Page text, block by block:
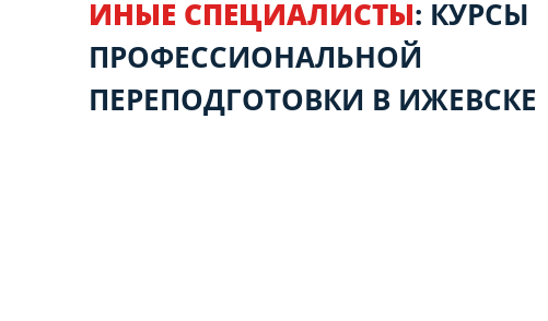
ИНЫЕ СПЕЦИАЛИСТЫ: КУРСЫ
ПРОФЕССИОНАЛЬНОЙ
ПЕРЕПОДГОТОВКИ В ИЖЕВСКЕ